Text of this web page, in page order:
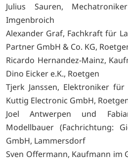
Julius Sauren,
Imgenbroich
Alexander Graf, Fachkraft für
Partner GmbH & Co. KG,
Ricardo Hernandez-Mainz,
Dino Eicker e.K., Roetgen
Tjerk Janssen, Elektroniker
Kuttig Electronic GmbH,
Joel Antwerpen und
Modellbauer (Fachrichtung:
GmbH, Lammersdorf
Sven Offermann, Kaufmann im